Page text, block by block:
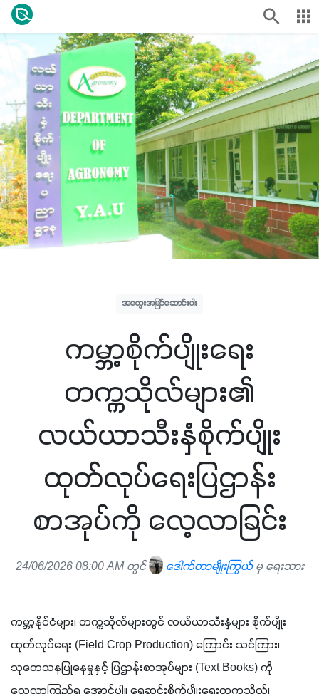
အတွေးအမြင်ဆောင်းပါး
ကမ္ဘာ့စိုက်ပျိုးရေး
တက္ကသိုလ်များ၏
လယ်ယာသီးနှံစိုက်ပျိုး
ထုတ်လုပ်ရေးပြဌာန်း
စာအုပ်ကို လေ့လာခြင်း
24/06/2026 08:00 AM တွင် ဒေါက်တာမျိုးကြွယ်မှ ရေးသား
ကမ္ဘာ့နိုင်ငံများ၊ တက္ကသိုလ်များတွင် လယ်ယာသီးနှံများ စိုက်ပျိုး
ထုတ်လုပ်ရေး (Field Crop Production) ကြောင်း သင်ကြား၊
သုတေသနပြုနေမှုနှင့် ပြဌာန်းစာအုပ်များ (Text Books) ကို